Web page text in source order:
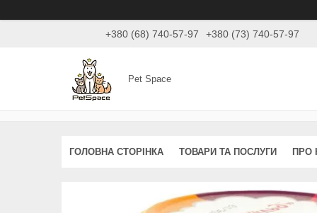
+380 (68) 740-57-97 +380 (73) 740-57-97
Pet Space
ГОЛОВНА СТОРІНКА ТОВАРИ ТА ПОСЛУГИ ПРО